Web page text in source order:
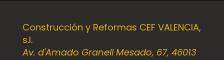
Construcción y Reformas CEF VALENCIA,
s.l.
Av. d'Amado Granell Mesado, 67, 46013